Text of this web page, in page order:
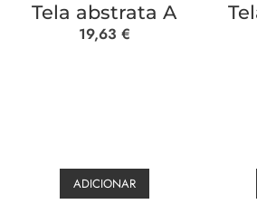
Tela abstrata A
19,63 €
ADICIONAR